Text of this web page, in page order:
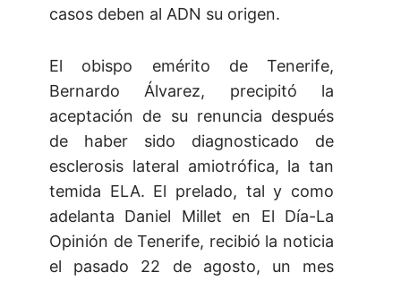
casos deben al ADN su origen.
El obispo emérito de Tenerife,
Bernardo Álvarez, precipitó la
aceptación de su renuncia después
de haber sido diagnosticado de
esclerosis lateral amiotrófica, la tan
temida ELA. El prelado, tal y como
adelanta Daniel Millet en El Día-La
Opinión de Tenerife, recibió la noticia
el pasado 22 de agosto, un mes